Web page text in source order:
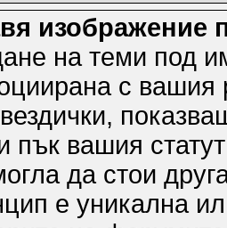
изображение
на теми под
с вашия
пък вашия
да стои
е уникална